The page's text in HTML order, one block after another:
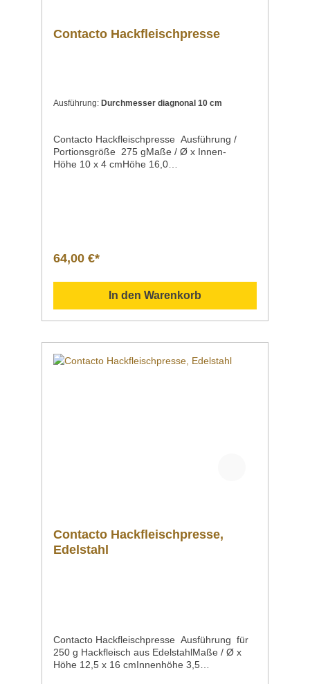
Contacto Hackfleischpresse
Ausführung: Durchmesser diagnonal 10 cm
Contacto Hackfleischpresse Ausführung /
Portionsgröße 275 gMaße / Ø x Innen-
Höhe 10 x 4 cmHöhe 16,0
können Sie uns gern per Mail unter
+49 3586 40 40 02 kontaktieren!
64,00 €*
In den Warenkorb
Contacto Hackfleischpresse,
Edelstahl
Contacto Hackfleischpresse Ausführung für
250 g Hackfleisch aus EdelstahlMaße / Ø x
Höhe 12,5 x 16 cmInnenhöhe 3,5